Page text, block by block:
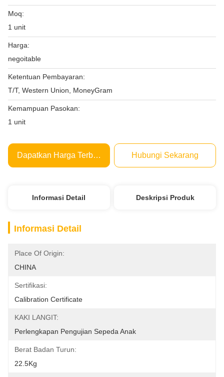
Moq:
1 unit
Harga:
negoitable
Ketentuan Pembayaran:
T/T, Western Union, MoneyGram
Kemampuan Pasokan:
1 unit
Dapatkan Harga Terbaik Hubungi Sekarang
Informasi Detail Deskripsi Produk
Informasi Detail
Place Of Origin:
CHINA
Sertifikasi:
Calibration Certificate
KAKI LANGIT:
Perlengkapan Pengujian Sepeda Anak
Berat Badan Turun:
22.5Kg